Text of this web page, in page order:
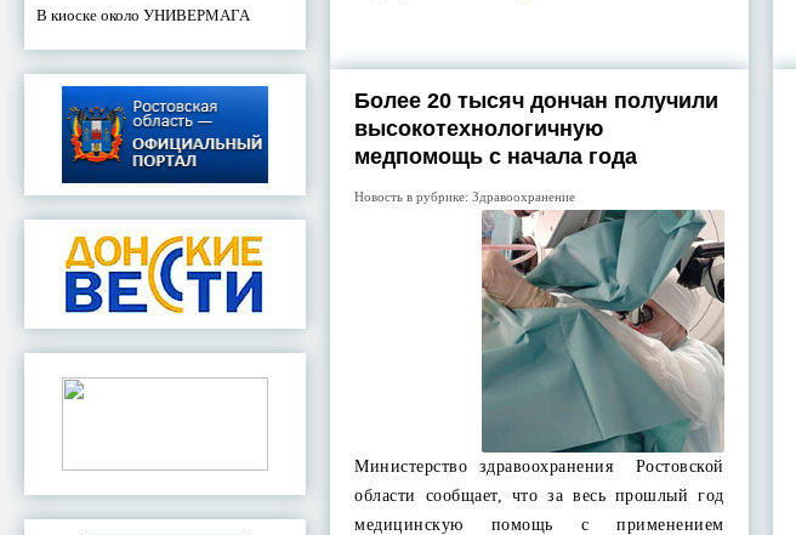
В киоске около УНИВЕРМАГА
Более 20 тысяч дончан получили
высокотехнологичную
медпомощь с начала года
Новость в рубрике:Здравоохранение
Министерство здравоохранения Ростовской
области сообщает, что за весь прошлый год
медицинскую помощь с применением